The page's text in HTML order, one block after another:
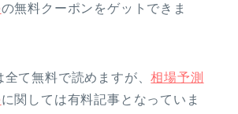
の無料クーポンをゲットできま
全て無料で読めますが、相場予測
に関しては有料記事となっていま